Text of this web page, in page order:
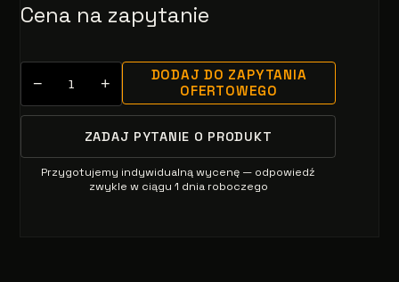
Cena na zapytanie
− +
DODAJ DO ZAPYTANIA
OFERTOWEGO
ZADAJ PYTANIE O PRODUKT
Przygotujemy indywidualną wycenę — odpowiedź
zwykle w ciągu 1 dnia roboczego